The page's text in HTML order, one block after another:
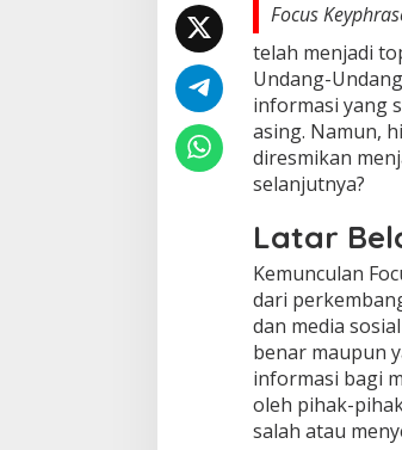
Focus
telah menjadi
Undang-
informasi yang
asing. Namun,
diresmikan
selanjutnya?
Latar
Kemunculan
dari
dan media
benar maupun
informasi bagi
oleh pihak-
salah atau